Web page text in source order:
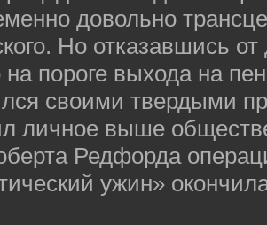
довольно
Но отказавшись
пороге выхода на
своими твердыми
личное выше
Редфорда
ужин»